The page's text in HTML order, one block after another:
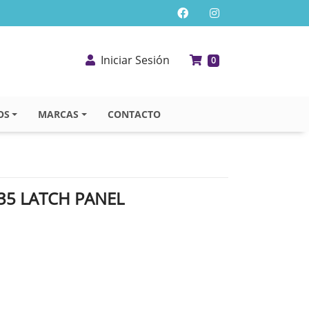
Iniciar Sesión 0
MARCAS CONTACTO
LATCH PANEL